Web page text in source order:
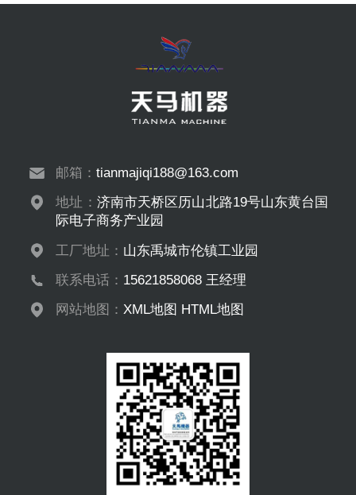
邮箱：tianmajiqi188@163.com
地址： 济南市天桥区历山北路19号山东黄台国
际电子商务产业园
工厂地址： 山东禹城市伦镇工业园
联系电话： 15621858068 王经理
网站地图：XML地图 HTML地图